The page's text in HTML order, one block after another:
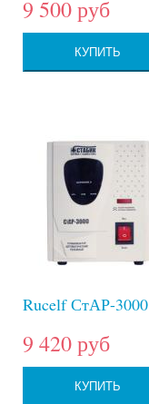
9 500 руб
КУПИТЬ
Rucelf СтАР-3000
9 420 руб
КУПИТЬ